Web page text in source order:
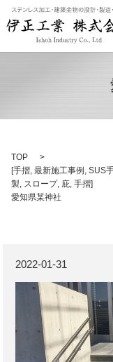
TOP
[手摺,最新施工事例 ,SUS
製, スロープ, 庇,手摺]
愛知県某神社
2022-01-31